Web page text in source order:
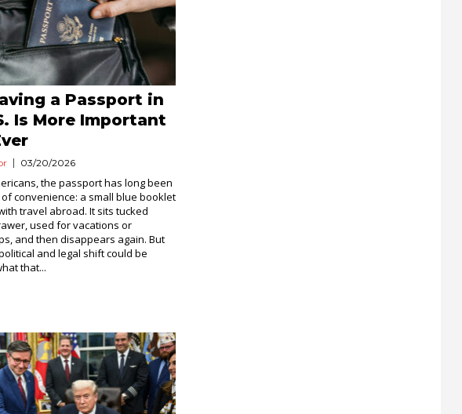
a Passport in
Is More Important
03/20/2026
the passport has long been
convenience: a small blue booklet
travel abroad. It sits tucked
used for vacations or
and then disappears again. But
and legal shift could be
that...